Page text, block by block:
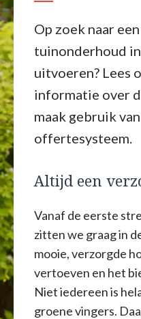
Op zoek naar
tuinonderhoud
uitvoeren? Lees
informatie over
maak gebruik
offertesysteem.
Altijd een
Vanaf de eerste
zitten we graag in
mooie, verzorgde
vertoeven en het
Niet iedereen is
groene vingers.